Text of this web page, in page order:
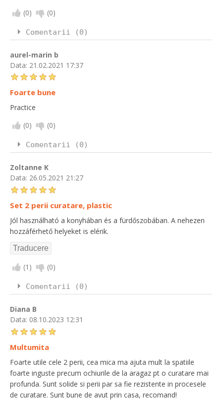
(0) (0)
Comentarii (0)
aurel-marin b
Data: 21.02.2021 17:37
Foarte bune
Practice
(0) (0)
Comentarii (0)
Zoltanne K
Data: 26.05.2021 21:27
Set 2 perii curatare, plastic
Jól használható a konyhában és a fürdőszobában. A nehezen
hozzáférhető helyeket is elérik.
(1 ) (0)
Comentarii (0)
Diana B
Data: 08.10.2023 12:31
Multumita
Foarte utile cele 2 perii, cea mica ma ajuta mult la spatiile
foarte inguste precum ochiurile de la aragaz pt o curatare mai
profunda. Sunt solide si perii par sa fie rezistente in procesele
de curatare. Sunt bune de avut prin casa, recomand!